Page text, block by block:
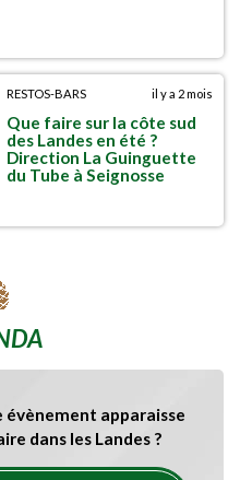
RESTOS-BARS il y a 2 mois
Que faire sur la côte sud
des Landes en été ?
Direction La Guinguette
du Tube à Seignosse
évènement apparaisse
dans les Landes ?